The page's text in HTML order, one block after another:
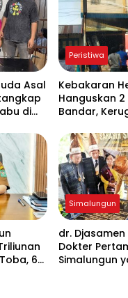
Asal
di
Peristiwa
Kebakaran
Hanguskan
Bandar,
Nyaris Maut
60
Simalungun
dr.
Dokter
Simalungun